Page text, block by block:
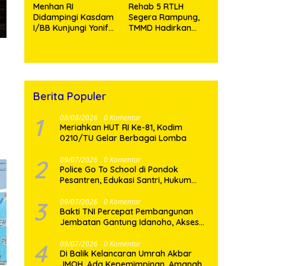
Menhan RI
Didampingi Kasdam
I/BB Kunjungi Yonif
Rehab 5 RTLH
Segera Rampung,
TMMD Hadirkan
Berita Populer
1 08/08/2026 0 Komentar
Meriahkan HUT RI Ke-81, Kodim
0210/TU Gelar Berbagai Lomba
2 09/07/2026 0 Komentar
Police Go To School di Pondok
Pesantren, Edukasi Santri, Hukum
Muda
3 09/07/2026 0 Komentar
Bakti TNI Percepat Pembangunan
Jembatan Gantung Idanoho, Akses
Pulih
4 09/07/2026 0 Komentar
Di Balik Kelancaran Umrah Akbar